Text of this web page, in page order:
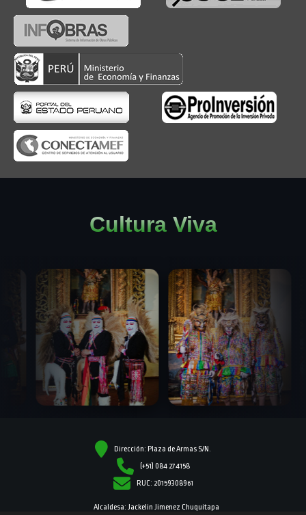
Cultura Viva
Dirección: Plaza de Armas S/N.
(+51) 084 274158
RUC: 20159308961
Alcaldesa: Jackelin Jimenez Chuquitapa